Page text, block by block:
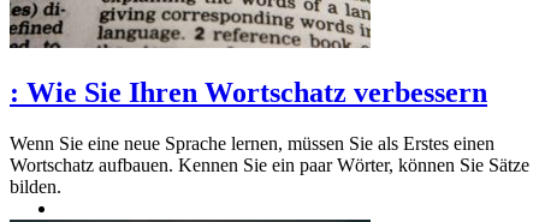
: Wie Sie Ihren Wortschatz verbessern
Wenn Sie eine neue Sprache lernen, müssen Sie als Erstes einen
Wortschatz aufbauen. Kennen Sie ein paar Wörter, können Sie Sätze
bilden.